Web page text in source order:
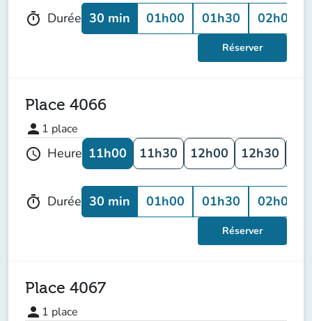
timer Durée 30 min 01h00 01h30 02h00
Réserver
Place 4066
person 1 place
schedule Heure 11h00 11h30 12h00 12h30
timer Durée 30 min 01h00 01h30 02h00
Réserver
Place 4067
person 1 place